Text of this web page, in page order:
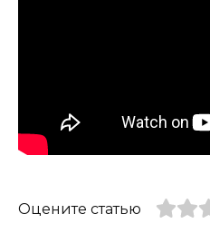
Оцените статью